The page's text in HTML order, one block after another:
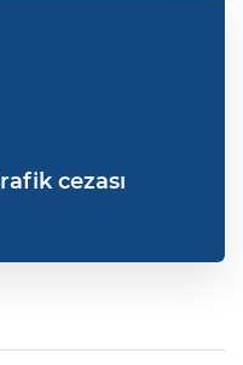
cezası